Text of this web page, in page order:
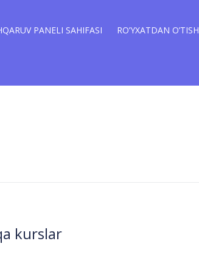
PANELI SAHIFASI RO’YXATDAN O’TISH
kurslar